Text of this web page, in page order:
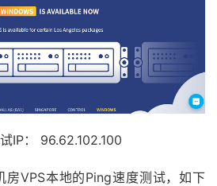
IP： 96.62.102.100
房VPS本地的Ping速度测试，如下